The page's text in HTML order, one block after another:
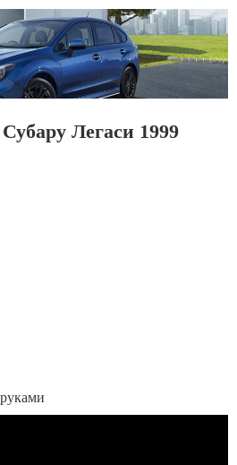
Легаси 1999